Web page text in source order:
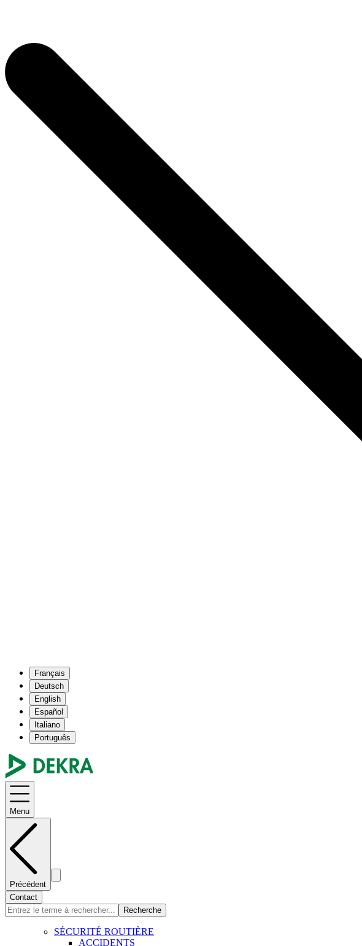
Français
Deutsch
English
Español
Italiano
Português
Menu
Précédent
Contact
Recherche
SÉCURITÉ ROUTIÈRE
ACCIDENTS